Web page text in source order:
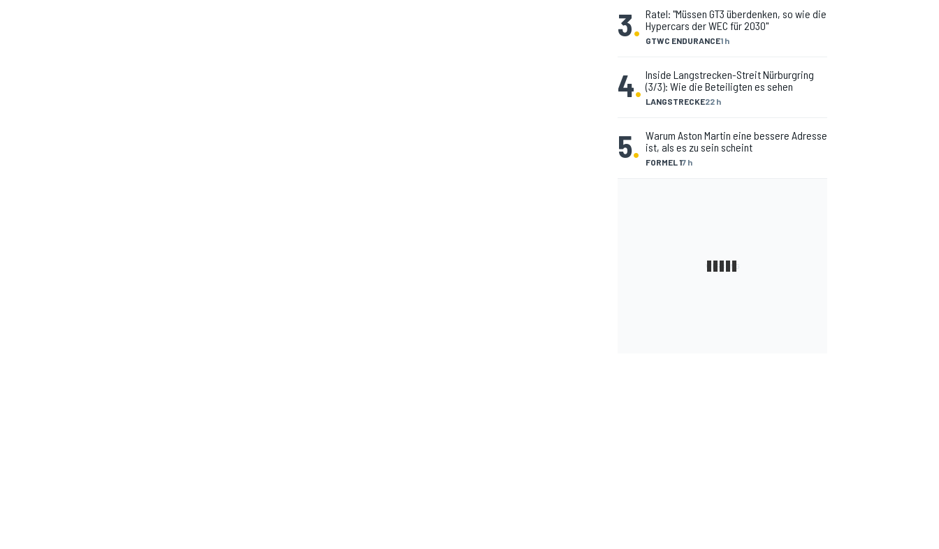
3. GTWC ENDURANCE1 h
Ratel: "Müssen GT3 überdenken, so wie die
Hypercars der WEC für 2030"
4. LANGSTRECKE22 h
Inside Langstrecken-Streit Nürburgring
(3/3): Wie die Beteiligten es sehen
5. FORMEL 17 h
Warum Aston Martin eine bessere Adresse
ist, als es zu sein scheint